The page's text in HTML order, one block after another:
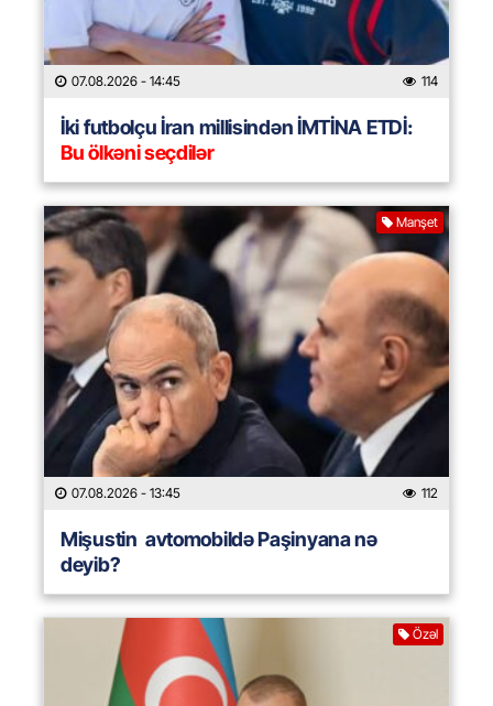
07.08.2026 - 14:45 114
İki futbolçu İran millisindən İMTİNA ETDİ:
Bu ölkəni seçdilər
Manşet
07.08.2026 - 13:45 112
Mişustin avtomobildə Paşinyana nə
deyib?
Özəl